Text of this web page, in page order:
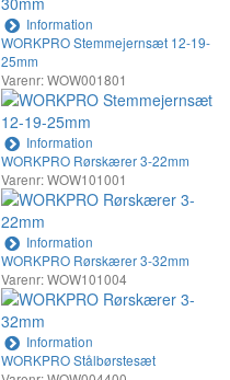
Information
WORKPRO Stemmejernsæt 12-19-
25mm
Varenr: WOW001801
Information
WORKPRO Rørskærer 3-22mm
Varenr: WOW101001
Information
WORKPRO Rørskærer 3-32mm
Varenr: WOW101004
Information
WORKPRO Stålbørstesæt